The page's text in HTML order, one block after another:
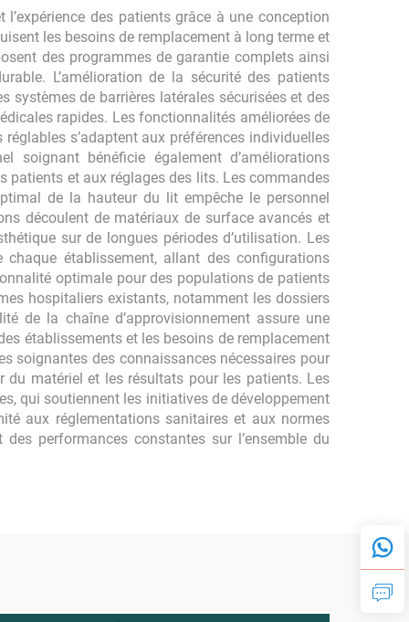
des patients grâce à une conception
les besoins de remplacement à long terme et
des programmes de garantie complets ainsi
L’amélioration de la sécurité des patients
systèmes de barrières latérales sécurisées et des
rapides. Les fonctionnalités améliorées de
s’adaptent aux préférences individuelles
bénéficie également d’améliorations
patients et aux réglages des lits. Les commandes
de la hauteur du lit empêche le personnel
découlent de matériaux de surface avancés et
sur de longues périodes d’utilisation. Les
établissement, allant des configurations
optimale pour des populations de patients
hospitaliers existants, notamment les dossiers
de la chaîne d’approvisionnement assure une
établissements et les besoins de remplacement
soignantes des connaissances nécessaires pour
du matériel et les résultats pour les patients. Les
qui soutiennent les initiatives de développement
aux réglementations sanitaires et aux normes
performances constantes sur l’ensemble du